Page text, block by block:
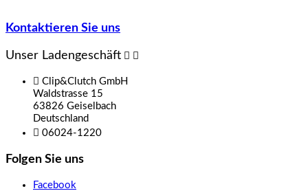
Kontaktieren Sie uns
Unser Ladengeschäft
Clip&Clutch GmbH
Waldstrasse 15
63826 Geiselbach
Deutschland
06024-1220
Folgen Sie uns
Facebook